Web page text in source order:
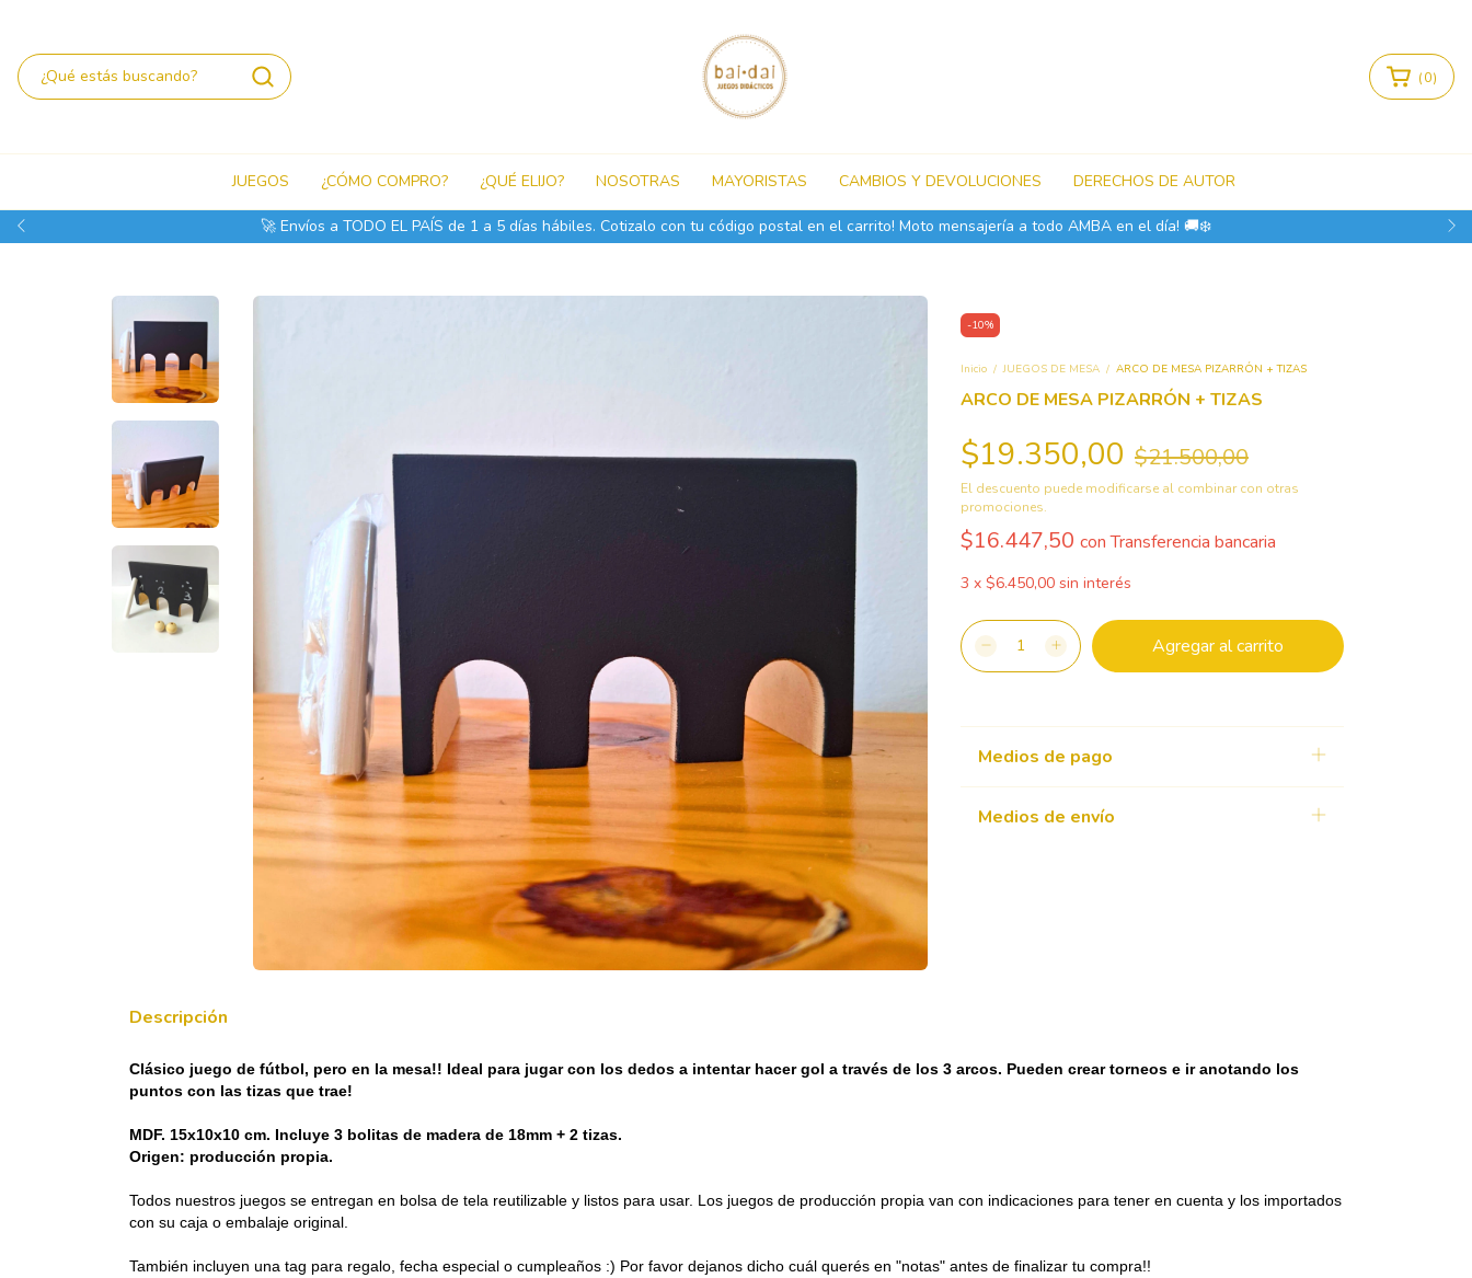
en el día! 🚚❄️ ❄️ VENÍ AL LOCAL en Av. Santa Fe 1679 ! Lunes a Viernes de 10.30 a 19hs, Sábados de 10.30 a 17hs! EXCLUSIVO: -
(0)
JUEGOS ¿CÓMO COMPRO? ¿QUÉ ELIJO? NOSOTRAS MAYORISTAS CAMBIOS Y DEVOLUCIONES DERECHOS DE AUTOR
-10%
Inicio / JUEGOS DE MESA / ARCO DE MESA PIZARRÓN + TIZAS
ARCO DE MESA PIZARRÓN + TIZAS
$19.350,00 $21.500,00
El descuento puede modificarse al combinar con otras
promociones.
$16.447,50 con Transferencia bancaria
3 x $6.450,00 sin interés
Medios de pago
Medios de envío
Descripción
Clásico juego de fútbol, pero en la mesa!! Ideal para jugar con los dedos a intentar hacer gol a través de los 3 arcos. Pueden crear torneos e ir anotando los
puntos con las tizas que trae!
MDF. 15x10x10 cm. Incluye 3 bolitas de madera de 18mm + 2 tizas.
Origen: producción propia.
Todos nuestros juegos se entregan en bolsa de tela reutilizable y listos para usar. Los juegos de producción propia van con indicaciones para tener en cuenta y los importados
con su caja o embalaje original.
También incluyen una tag para regalo, fecha especial o cumpleaños :) Por favor dejanos dicho cuál querés en "notas" antes de finalizar tu compra!!